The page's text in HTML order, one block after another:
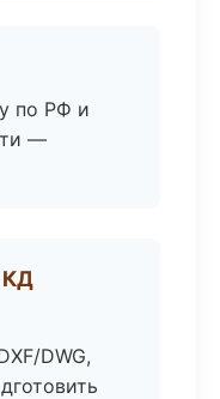
по РФ и
—
КД
DWG,